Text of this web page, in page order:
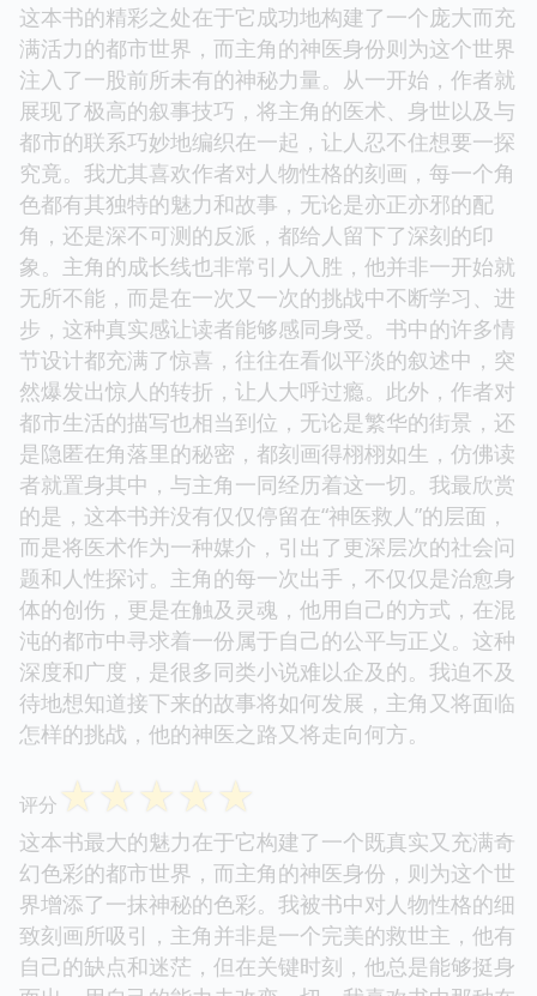
这本书的精彩之处在于它成功地构建了一个庞大而充
满活力的都市世界，而主角的神医身份则为这个世界
注入了一股前所未有的神秘力量。从一开始，作者就
展现了极高的叙事技巧，将主角的医术、身世以及与
都市的联系巧妙地编织在一起，让人忍不住想要一探
究竟。我尤其喜欢作者对人物性格的刻画，每一个角
色都有其独特的魅力和故事，无论是亦正亦邪的配
角，还是深不可测的反派，都给人留下了深刻的印
象。主角的成长线也非常引人入胜，他并非一开始就
无所不能，而是在一次又一次的挑战中不断学习、进
步，这种真实感让读者能够感同身受。书中的许多情
节设计都充满了惊喜，往往在看似平淡的叙述中，突
然爆发出惊人的转折，让人大呼过瘾。此外，作者对
都市生活的描写也相当到位，无论是繁华的街景，还
是隐匿在角落里的秘密，都刻画得栩栩如生，仿佛读
者就置身其中，与主角一同经历着这一切。我最欣赏
的是，这本书并没有仅仅停留在“神医救人”的层面，
而是将医术作为一种媒介，引出了更深层次的社会问
题和人性探讨。主角的每一次出手，不仅仅是治愈身
体的创伤，更是在触及灵魂，他用自己的方式，在混
沌的都市中寻求着一份属于自己的公平与正义。这种
深度和广度，是很多同类小说难以企及的。我迫不及
待地想知道接下来的故事将如何发展，主角又将面临
怎样的挑战，他的神医之路又将走向何方。
评分 ☆☆☆☆☆
这本书最大的魅力在于它构建了一个既真实又充满奇
幻色彩的都市世界，而主角的神医身份，则为这个世
界增添了一抹神秘的色彩。我被书中对人物性格的细
致刻画所吸引，主角并非是一个完美的救世主，他有
自己的缺点和迷茫，但在关键时刻，他总是能够挺身